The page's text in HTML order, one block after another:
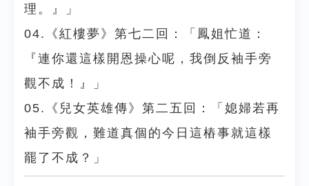
理。』」
04.《紅樓夢》第七二回：「鳳姐忙道：
『連你還這樣開恩操心呢，我倒反袖手旁
觀不成！』」
05.《兒女英雄傳》第二五回：「媳婦若再
袖手旁觀，難道真個的今日這樁事就這樣
罷了不成？」